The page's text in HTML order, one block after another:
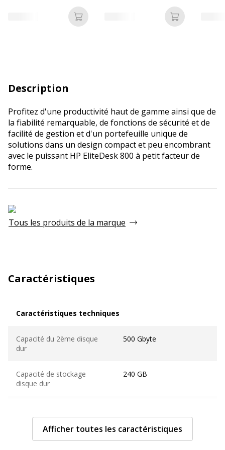
Ajouter au panier Ajouter au
Description
Profitez d'une productivité haut de gamme ainsi que de
la fiabilité remarquable, de fonctions de sécurité et de
facilité de gestion et d'un portefeuille unique de
solutions dans un design compact et peu encombrant
avec le puissant HP EliteDesk 800 à petit facteur de
forme.
Tous les produits de la marque
Caractéristiques
Caractéristiques techniques
Capacité du 2ème disque
dur
500 Gbyte
Capacité de stockage
disque dur
240 GB
Édition du système
d'exploitation fourni
Windows 10 Pro
Afficher toutes les caractéristiques